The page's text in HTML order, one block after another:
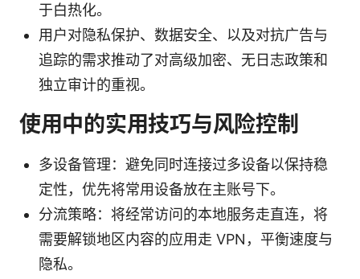
于白热化。
用户对隐私保护、数据安全、以及对抗广告与
追踪的需求推动了对高级加密、无日志政策和
独立审计的重视。
使用中的实用技巧与风险控制
多设备管理：避免同时连接过多设备以保持稳
定性，优先将常用设备放在主账号下。
分流策略：将经常访问的本地服务走直连，将
需要解锁地区内容的应用走 VPN，平衡速度与
隐私。